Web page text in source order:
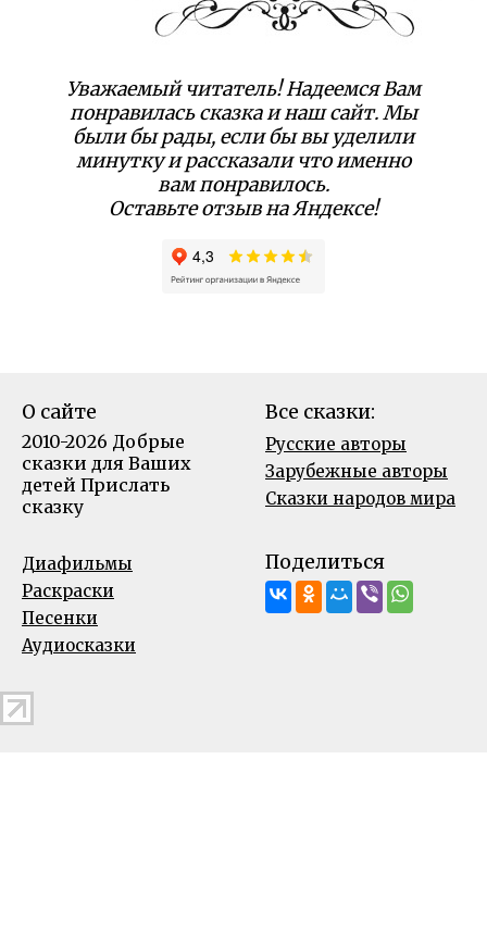
Уважаемый читатель! Надеемся Вам
понравилась сказка и наш сайт. Мы
были бы рады, если бы вы уделили
минутку и рассказали что именно
вам понравилось.
Оставьте отзыв на Яндексе!
О сайте
2010-2026 Добрые
сказки для Ваших
детей Прислать
сказку
Все сказки:
Русские авторы
Зарубежные авторы
Сказки народов мира
Диафильмы
Раскраски
Песенки
Аудиосказки
Поделиться